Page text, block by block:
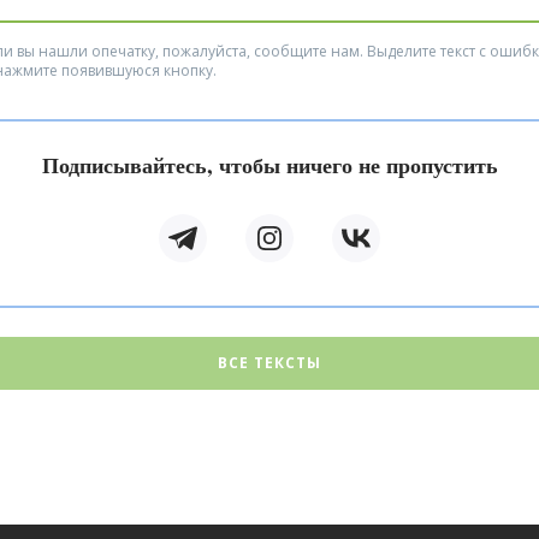
вы нашли опечатку, пожалуйста, сообщите нам. Выделите текст с
появившуюся кнопку.
Подписывайтесь, чтобы ничего не пропустить
ВСЕ ТЕКСТЫ